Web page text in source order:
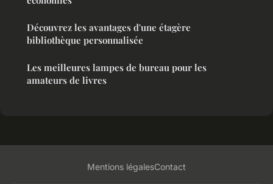
Découvrez les avantages d'une étagère
bibliothèque personnalisée
Les meilleures lampes de bureau pour les
amateurs de livres
Mentions légalesContact